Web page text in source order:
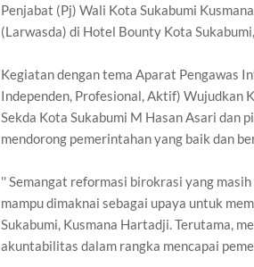
Penjabat (Pj) Wali Kota Sukabumi
(Larwasda) di Hotel Bounty Kota
Kegiatan dengan tema Aparat Pengawas
Independen, Profesional, Aktif) Wujudkan
Sekda Kota Sukabumi M Hasan Asari dan
mendorong pemerintahan yang baik dan
'' Semangat reformasi birokrasi yang
mampu dimaknai sebagai upaya untuk
Sukabumi, Kusmana Hartadji. Terutama,
akuntabilitas dalam rangka mencapai